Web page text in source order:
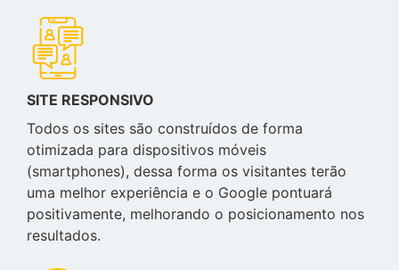
SITE RESPONSIVO
Todos os sites são construídos de forma
otimizada para dispositivos móveis
(smartphones), dessa forma os visitantes terão
uma melhor experiência e o Google pontuará
positivamente, melhorando o posicionamento nos
resultados.